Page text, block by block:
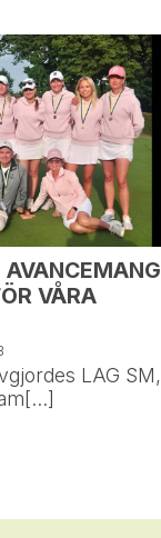
VÅRA
LAG SM,